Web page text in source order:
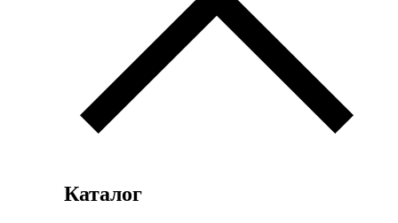
Каталог